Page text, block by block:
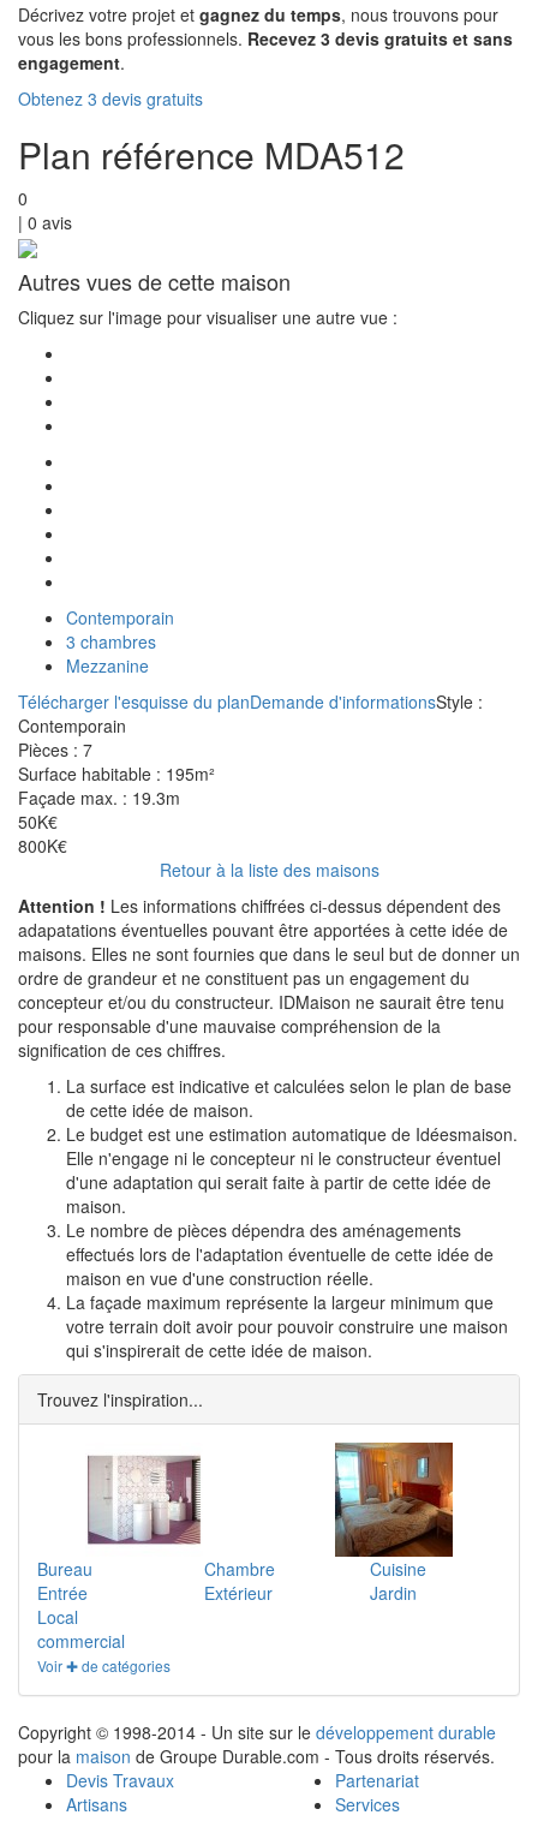
Décrivez votre projet et gagnez du temps, nous trouvons pour
vous les bons professionnels. Recevez 3 devis gratuits et sans
engagement.
Obtenez 3 devis gratuits
Plan référence MDA512
0
| 0 avis
Autres vues de cette maison
Cliquez sur l'image pour visualiser une autre vue :
Contemporain
3 chambres
Mezzanine
Télécharger l'esquisse du planDemande d'informationsStyle :
Contemporain
Pièces : 7
Surface habitable : 195m²
Façade max. : 19.3m
50K€
800K€
Retour à la liste des maisons
Attention ! Les informations chiffrées ci-dessus dépendent des
adapatations éventuelles pouvant être apportées à cette idée de
maisons. Elles ne sont fournies que dans le seul but de donner un
ordre de grandeur et ne constituent pas un engagement du
concepteur et/ou du constructeur. IDMaison ne saurait être tenu
pour responsable d'une mauvaise compréhension de la
signification de ces chiffres.
La surface est indicative et calculées selon le plan de base
de cette idée de maison.
Le budget est une estimation automatique de Idéesmaison.
Elle n'engage ni le concepteur ni le constructeur éventuel
d'une adaptation qui serait faite à partir de cette idée de
maison.
Le nombre de pièces dépendra des aménagements
effectués lors de l'adaptation éventuelle de cette idée de
maison en vue d'une construction réelle.
La façade maximum représente la largeur minimum que
votre terrain doit avoir pour pouvoir construire une maison
qui s'inspirerait de cette idée de maison.
Trouvez l'inspiration...
Bureau Chambre
Cuisine
Entrée
Extérieur
Jardin
Local
commercial
Voir ✚ de catégories
Copyright © 1998-2014 - Un site sur le développement durable
pour la maison de Groupe Durable.com - Tous droits réservés.
Devis Travaux
Artisans
Partenariat
Services